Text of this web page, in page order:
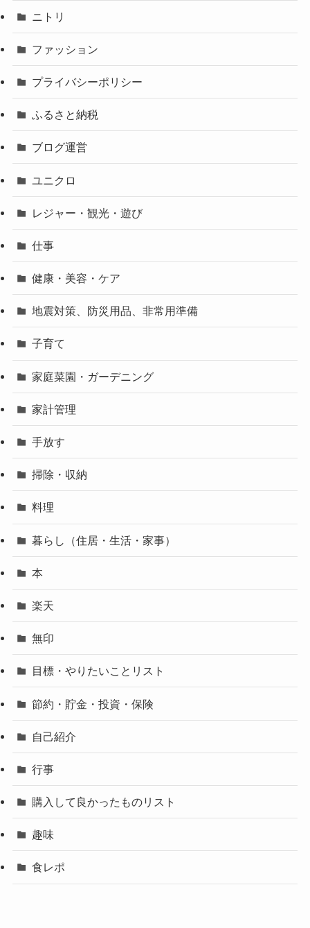
ニトリ
ファッション
プライバシーポリシー
ふるさと納税
ブログ運営
ユニクロ
レジャー・観光・遊び
仕事
健康・美容・ケア
地震対策、防災用品、非常用準備
子育て
家庭菜園・ガーデニング
家計管理
手放す
掃除・収納
料理
暮らし（住居・生活・家事）
本
楽天
無印
目標・やりたいことリスト
節約・貯金・投資・保険
自己紹介
行事
購入して良かったものリスト
趣味
食レポ